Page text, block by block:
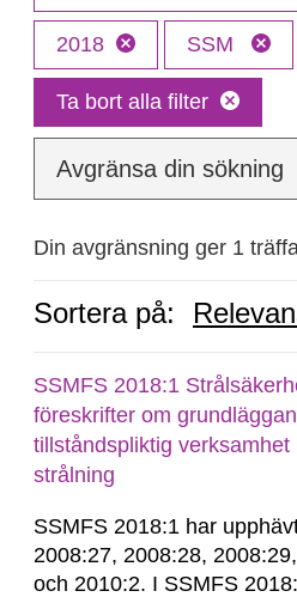
2018 SSM
Ta bort alla filter
Avgränsa din sökning
Din avgränsning ger 1
Sortera på:
SSMFS 2018:1
föreskrifter om
tillståndspliktig
strålning
SSMFS 2018:1 har
2008:27, 2008:28,
och 2010:2. I SSMFS